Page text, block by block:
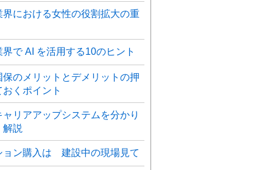
界における女性の役割拡大の重
界で AI を活用する10のヒント
保のメリットとデメリットの押
おくポイント
ャリアアップシステムを分かり
解説
ョン購入は 建設中の現場見て